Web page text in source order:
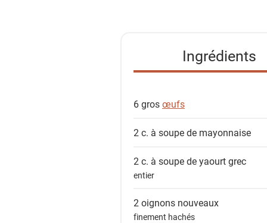
Ingrédients
6 grosœufs
2 c. à soupe de mayonnaise
2 c. à soupe deyaourt grec
entier
2 oignons nouveaux
finement hachés